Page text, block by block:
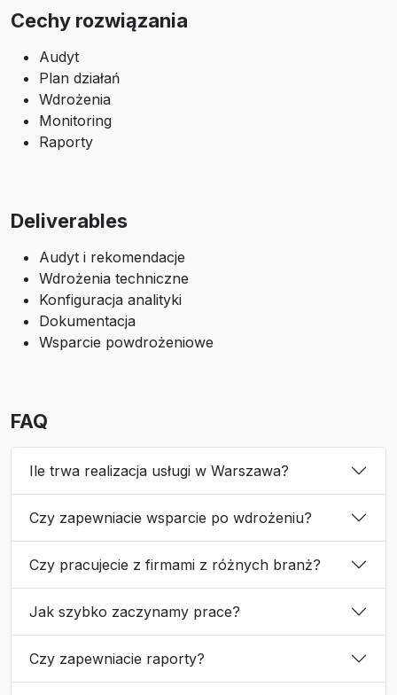
Cechy rozwiązania
Audyt
Plan działań
Wdrożenia
Monitoring
Raporty
Deliverables
Audyt i rekomendacje
Wdrożenia techniczne
Konfiguracja analityki
Dokumentacja
Wsparcie powdrożeniowe
FAQ
Ile trwa realizacja usługi w Warszawa?
Czy zapewniacie wsparcie po wdrożeniu?
Czy pracujecie z firmami z różnych branż?
Jak szybko zaczynamy prace?
Czy zapewniacie raporty?